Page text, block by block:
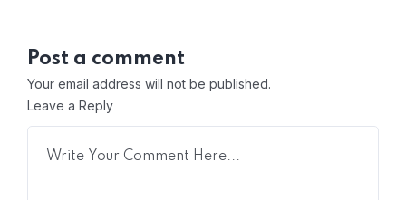
Post a comment
Your email address will not be published.
Leave a Reply